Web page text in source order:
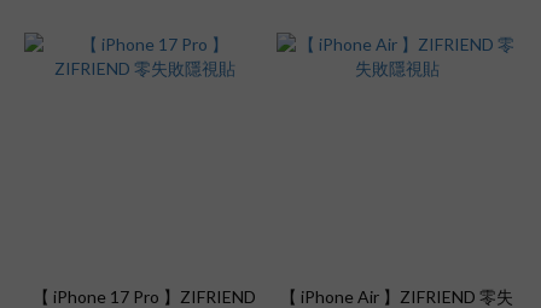
【 iPhone 17 Pro 】ZIFRIEND
【 iPhone Air 】ZIFRIEND 零失